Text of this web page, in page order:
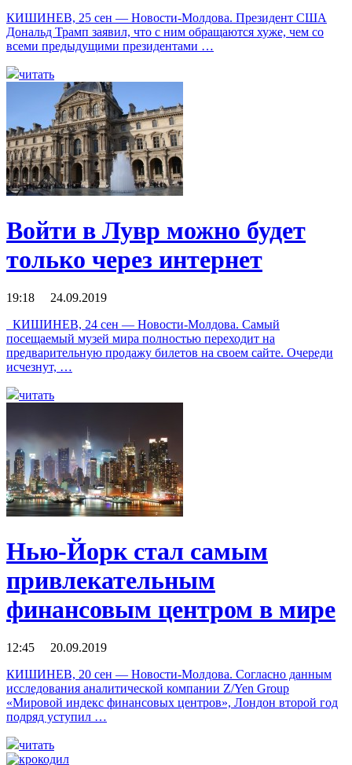
КИШИНЕВ, 25 сен — Новости-Молдова. Президент США
Дональд Трамп заявил, что с ним обращаются хуже, чем со
всеми предыдущими президентами …
читать
Войти в Лувр можно будет
только через интернет
19:18 24.09.2019
КИШИНЕВ, 24 сен — Новости-Молдова. Самый
посещаемый музей мира полностью переходит на
предварительную продажу билетов на своем сайте. Очереди
исчезнут, …
читать
Нью-Йорк стал самым
привлекательным
финансовым центром в мире
12:45 20.09.2019
КИШИНЕВ, 20 сен — Новости-Молдова. Согласно данным
исследования аналитической компании Z/Yen Group
«Мировой индекс финансовых центров», Лондон второй год
подряд уступил …
читать